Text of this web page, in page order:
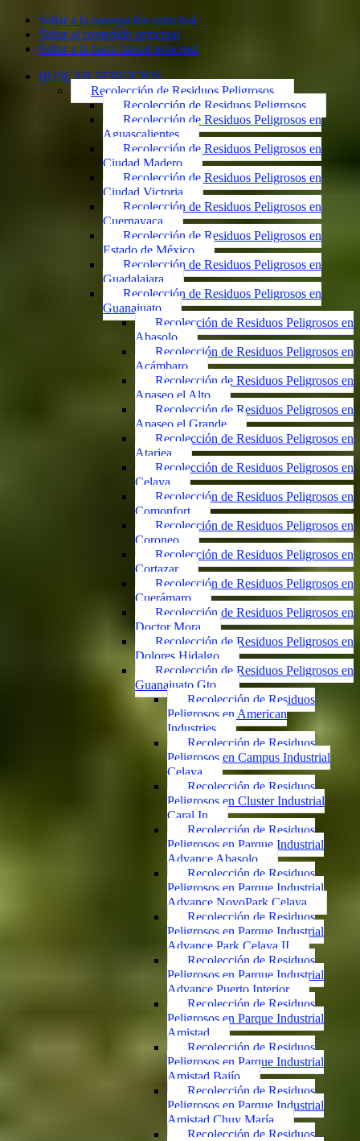
Saltar a la navegación principal
Saltar al contenido principal
Saltar a la barra lateral principal
BUSCAR SERVICIOS
Recolección de Residuos Peligrosos
Recolección de Residuos Peligrosos
Recolección de Residuos Peligrosos en
Aguascalientes
Recolección de Residuos Peligrosos en
Ciudad Madero
Recolección de Residuos Peligrosos en
Ciudad Victoria
Recolección de Residuos Peligrosos en
Cuernavaca
Recolección de Residuos Peligrosos en
Estado de México
Recolección de Residuos Peligrosos en
Guadalajara
Recolección de Residuos Peligrosos en
Guanajuato
Recolección de Residuos Peligrosos en
Abasolo
Recolección de Residuos Peligrosos en
Acámbaro
Recolección de Residuos Peligrosos en
Apaseo el Alto
Recolección de Residuos Peligrosos en
Apaseo el Grande
Recolección de Residuos Peligrosos en
Atarjea
Recolección de Residuos Peligrosos en
Celaya
Recolección de Residuos Peligrosos en
Comonfort
Recolección de Residuos Peligrosos en
Coroneo
Recolección de Residuos Peligrosos en
Cortazar
Recolección de Residuos Peligrosos en
Cuerámaro
Recolección de Residuos Peligrosos en
Doctor Mora
Recolección de Residuos Peligrosos en
Dolores Hidalgo
Recolección de Residuos Peligrosos en
Guanajuato Gto.
Recolección de Residuos
Peligrosos en American
Industries
Recolección de Residuos
Peligrosos en Campus Industrial
Celaya
Recolección de Residuos
Peligrosos en Cluster Industrial
Caral In
Recolección de Residuos
Peligrosos en Parque Industrial
Advance Abasolo
Recolección de Residuos
Peligrosos en Parque Industrial
Advance NovoPark Celaya
Recolección de Residuos
Peligrosos en Parque Industrial
Advance Park Celaya II
Recolección de Residuos
Peligrosos en Parque Industrial
Advance Puerto Interior
Recolección de Residuos
Peligrosos en Parque Industrial
Amistad
Recolección de Residuos
Peligrosos en Parque Industrial
Amistad Bajío
Recolección de Residuos
Peligrosos en Parque Industrial
Amistad Chuy María
Recolección de Residuos